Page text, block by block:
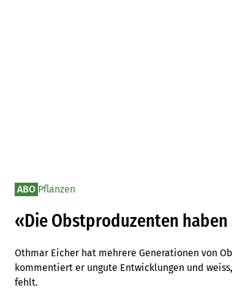
ABO Pflanzen
«Die Obstproduzenten
Othmar Eicher hat mehrere Generationen von
kommentiert er ungute Entwicklungen und
fehlt.